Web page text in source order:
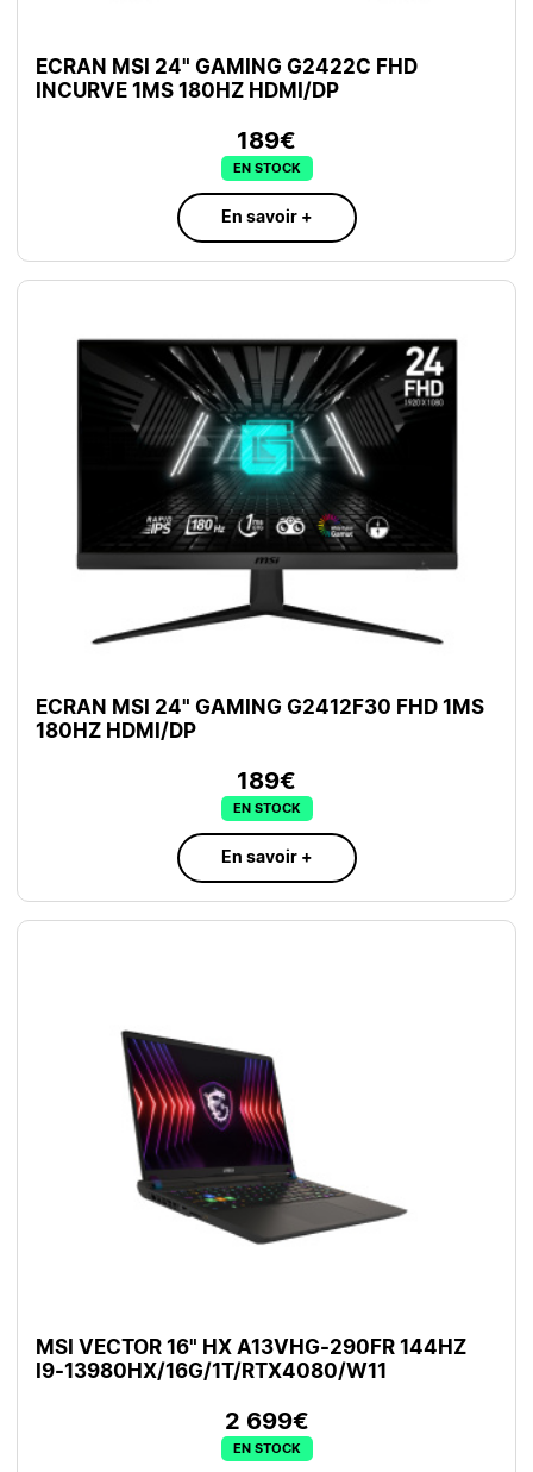
ECRAN MSI 24" GAMING G2422C FHD
INCURVE 1MS 180HZ HDMI/DP
189€
EN STOCK
En savoir +
ECRAN MSI 24" GAMING G2412F30 FHD 1MS
180HZ HDMI/DP
189€
EN STOCK
En savoir +
MSI VECTOR 16" HX A13VHG-290FR 144HZ
I9-13980HX/16G/1T/RTX4080/W11
2 699€
EN STOCK